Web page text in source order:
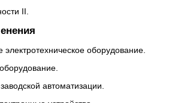
II.
оборудование.
автоматизации.